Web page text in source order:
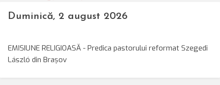
navigáció
Duminică, 2 august 2026
EMISIUNE RELIGIOASĂ - Predica pastorului reformat Szegedi
László din Brașov